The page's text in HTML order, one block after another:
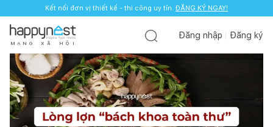
Kết nối đơn vị thiết kế - thi công uy tín. ĐĂNG KÝ NGAY!
M Ạ N G X Ã H Ộ I
Đăng nhập Đăng ký